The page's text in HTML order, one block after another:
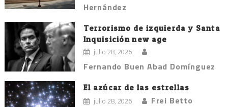
Hernández
Terrorismo de izquierda y Santa
Inquisición new age
julio 28, 2026
Fernando Buen Abad Domínguez
El azúcar de las estrellas
julio 28, 2026 Frei Betto